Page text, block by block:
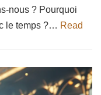
nous ? Pourquoi
le temps ?… Read